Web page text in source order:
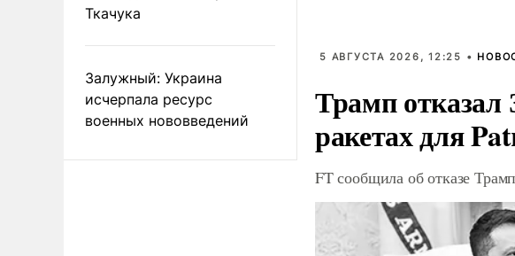
Ткачука
Залужный: Украина
исчерпала ресурс
военных нововведений
5 АВГУСТА 2026, 12:25 •
Трамп отказал
ракетах для
FT сообщила об отказе